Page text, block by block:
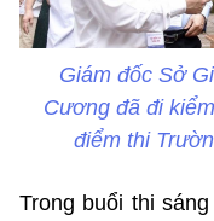
Giám đốc Sở
Cương đã đi
điểm thi
Trong buổi thi